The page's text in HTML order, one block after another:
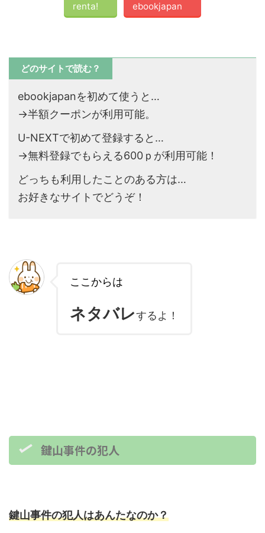
renta! ebookjapan
どのサイトで読む？
ebookjapanを初めて使うと…
→半額クーポンが利用可能。
U-NEXTで初めて登録すると…
→無料登録でもらえる600ｐが利用可能！
どっちも利用したことのある方は…
お好きなサイトでどうぞ！
ここからは
ネタバレするよ！
鍵山事件の犯人
鍵山事件の犯人はあんたなのか？